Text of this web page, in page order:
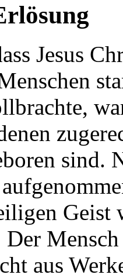
Jesus
sind.
Geist
aus